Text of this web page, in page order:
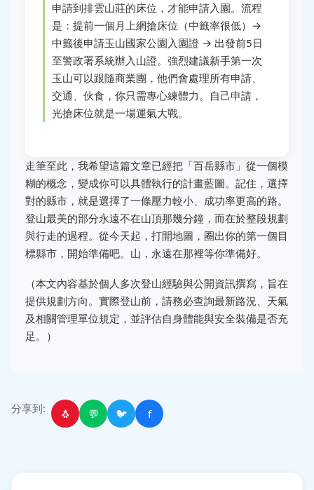
申請到排雲山莊的床位，才能申請入園。流程
是：提前一個月上網搶床位（中籤率很低）→
中籤後申請玉山國家公園入園證 → 出發前5日
至警政署系統辦入山證。強烈建議新手第一次
玉山可以跟隨商業團，他們會處理所有申請、
交通、伙食，你只需專心練體力。自己申請，
光搶床位就是一場運氣大戰。
走筆至此，我希望這篇文章已經把「百岳縣市」從一個模
糊的概念，變成你可以具體執行的計畫藍圖。記住，選擇
對的縣市，就是選擇了一條壓力較小、成功率更高的路。
登山最美的部分永遠不在山頂那幾分鐘，而在於整段規劃
與行走的過程。從今天起，打開地圖，圈出你的第一個目
標縣市，開始準備吧。山，永遠在那裡等你準備好。
（本文內容基於個人多次登山經驗與公開資訊撰寫，旨在
提供規劃方向。實際登山前，請務必查詢最新路況、天氣
及相關管理單位規定，並評估自身體能與安全裝備是否充
足。）
分享到: 🐧 💬 🐦 f